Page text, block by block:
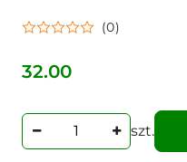
(0)
Cena:
32.00
szt.